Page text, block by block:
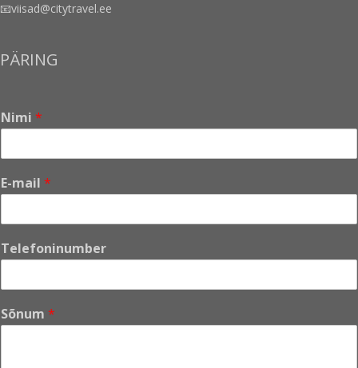
📧viisad@citytravel.ee
PÄRING
Nimi *
E-mail *
Telefoninumber
Sõnum *